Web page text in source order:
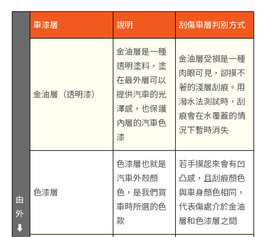
由
外
⬇
車漆層 說明 刮傷車層判別方式
金油層（透明漆）
金油層是一種
透明塗料，塗
在最外層可以
提供汽車的光
澤感，也保護
內層的汽車色
漆
金油層受損是一種
肉眼可見，卻摸不
著的淺層刮痕。用
潑水法測試時，刮
痕會在水覆蓋的情
況下暫時消失
色漆層
色漆層也就是
汽車外殼顏
色，是我們買
車時所選的色
款
若手摸起來會有凹
凸感，且刮痕顏色
與車身顏色相同，
代表傷處介於金油
層和色漆層之間